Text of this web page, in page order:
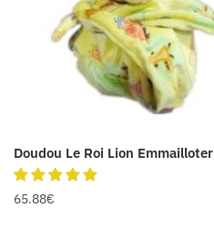
Doudou Le Roi Lion Emmailloter
65.88€